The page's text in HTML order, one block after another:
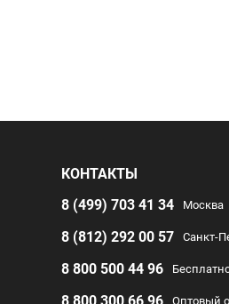
КОНТАКТЫ
8 (499) 703 41 34
Москва
8 (812) 292 00 57 Санкт-
8 800 500 44 96
Оптовый